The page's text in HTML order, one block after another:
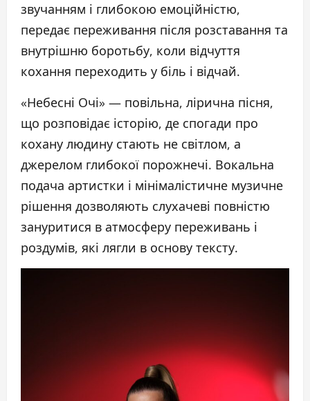
звучанням і глибокою емоційністю,
передає переживання після розставання та
внутрішню боротьбу, коли відчуття
кохання переходить у біль і відчай.
«Небесні Очі» — повільна, лірична пісня,
що розповідає історію, де спогади про
кохану людину стають не світлом, а
джерелом глибокої порожнечі. Вокальна
подача артистки і мінімалістичне музичне
рішення дозволяють слухачеві повністю
зануритися в атмосферу переживань і
роздумів, які лягли в основу тексту.